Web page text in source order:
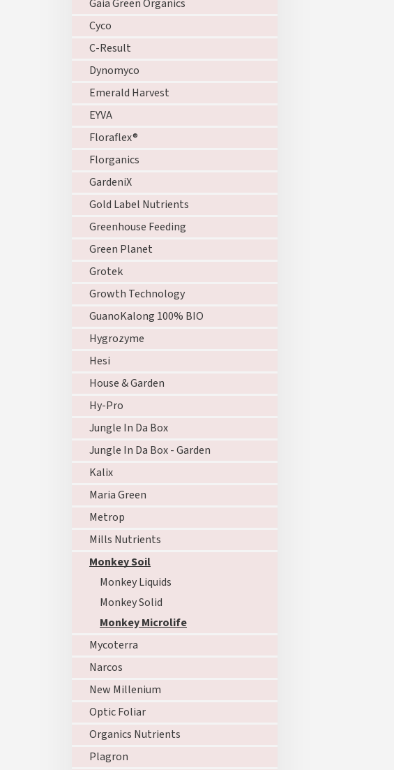
Gaia Green Organics
Cyco
C-Result
Dynomyco
Emerald Harvest
EYVA
Floraflex®
Florganics
GardeniX
Gold Label Nutrients
Greenhouse Feeding
Green Planet
Grotek
Growth Technology
GuanoKalong 100% BIO
Hygrozyme
Hesi
House & Garden
Hy-Pro
Jungle In Da Box
Jungle In Da Box - Garden
Kalix
Maria Green
Metrop
Mills Nutrients
Monkey Soil
Monkey Liquids
Monkey Solid
Monkey Microlife
Mycoterra
Narcos
New Millenium
Optic Foliar
Organics Nutrients
Plagron